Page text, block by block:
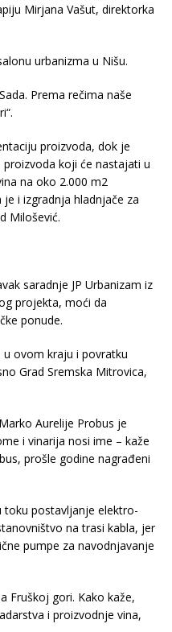
Mirjana Vašut, direktorka
urbanizma u Nišu.
Prema rečima naše
proizvoda, dok je
koji će nastajati u
na oko 2.000 m2
i izgradnja hladnjače za
Milošević.
saradnje JP Urbanizam iz
projekta, moći da
ponude.
u ovom kraju i povratku
Grad Sremska Mitrovica,
Aurelije Probus je
i vinarija nosi ime – kaže
prošle godine nagrađeni
toku postavljanje elektro-
na trasi kabla, jer
pumpe za navodnjavanje
Fruškoj gori. Kako kaže,
i proizvodnje vina,